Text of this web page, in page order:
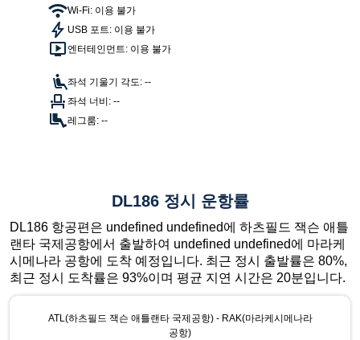
Wi-Fi: 이용 불가
USB 포트: 이용 불가
엔터테인먼트: 이용 불가
좌석 기울기 각도: --
좌석 너비: --
레그룸: --
DL186 정시 운항률
DL186 항공편은 undefined undefined에 하츠필드 잭슨 애틀
랜타 국제공항에서 출발하여 undefined undefined에 마라케
시메나라 공항에 도착 예정입니다. 최근 정시 출발률은 80%,
최근 정시 도착률은 93%이며 평균 지연 시간은 20분입니다.
ATL(하츠필드 잭슨 애틀랜타 국제공항) - RAK(마라케시메나라
공항)